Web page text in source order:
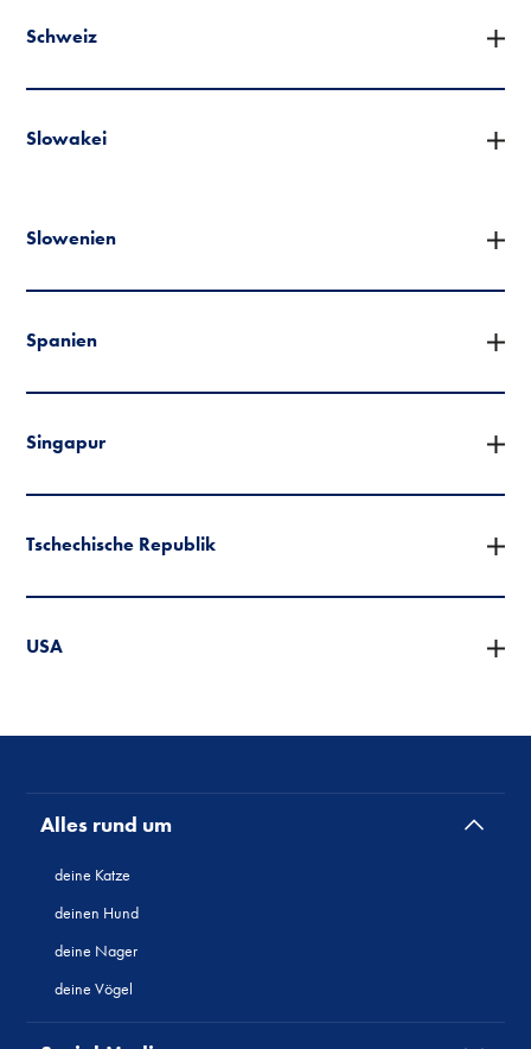
Schweiz
Slowakei
Slowenien
Spanien
Singapur
Tschechische Republik
USA
Alles rund um
deine Katze
deinen Hund
deine Nager
deine Vögel